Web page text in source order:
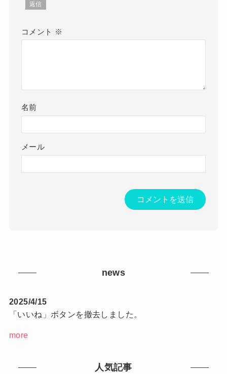
返信
コメント ※
名前
メール
news
2025/4/15
「いいね」ボタンを撤去しました。
more
人気記事